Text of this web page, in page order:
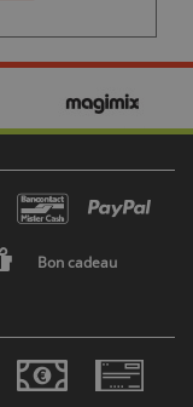
Bon cadeau